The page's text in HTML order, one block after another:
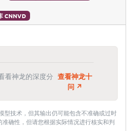
CNNVD
看神龙的深度分 查看神龙十
问 ↗
型技术，但其输出仍可能包含不准确或过时
确性，但请您根据实际情况进行核实和判